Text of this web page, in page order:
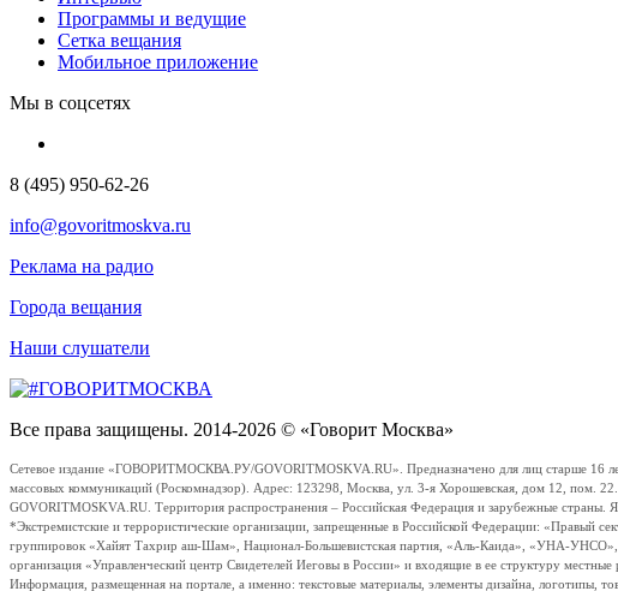
Программы и ведущие
Сетка вещания
Мобильное приложение
Мы в соцсетях
8 (495) 950-62-26
info@govoritmoskva.ru
Реклама на радио
Города вещания
Наши слушатели
Все права защищены. 2014-2026 © «Говорит Москва»
Сетевое издание «ГОВОРИТМОСКВА.РУ/GOVORITMOSKVA.RU». Предназначено для лиц старше 16
массовых коммуникаций (Роскомнадзор). Адрес: 123298, Москва, ул. 3-я Хорошевская, дом 12, пом.
GOVORITMOSKVA.RU. Территория распространения – Российская Федерация и зарубежные
*Экстремистские и террористические организации, запрещенные в Российской Федерации:
группировок «Хайят Тахрир аш-Шам», Национал-Большевистская партия, «Аль-Каида», «УНА-УНСО»,
организация «Управленческий центр Свидетелей Иеговы в России» и входящие в ее структуру местные
Информация, размещенная на портале, а именно: текстовые материалы, элементы дизайна, логотипы,